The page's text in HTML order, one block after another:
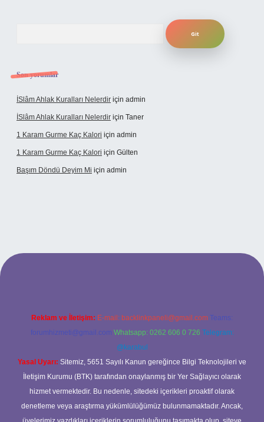
Son yorumlar
İSlâm Ahlak Kuralları Nelerdir için admin
İSlâm Ahlak Kuralları Nelerdir için Taner
1 Karam Gurme Kaç Kalori için admin
1 Karam Gurme Kaç Kalori için Gülten
Başım Döndü Deyim Mi için admin
Reklam ve İletişim: E-mail: backlinkpaneli@gmail.com Teams:
forumhizmeti@gmail.com Whatsapp: 0262 606 0 726 Telegram:
@karabul
Yasal Uyarı: Sitemiz, 5651 Sayılı Kanun gereğince Bilgi Teknolojileri ve
İletişim Kurumu (BTK) tarafından onaylanmış bir Yer Sağlayıcı olarak
hizmet vermektedir. Bu nedenle, sitedeki içerikleri proaktif olarak
denetleme veya araştırma yükümlülüğümüz bulunmamaktadır. Ancak,